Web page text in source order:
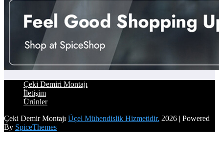
Çeki Demiri Montajı
İletişim
Ürünler
Çeki Demir Montajı Üçel Mühendislik Hizmetidir. 2026 | Powered
By SpiceThemes